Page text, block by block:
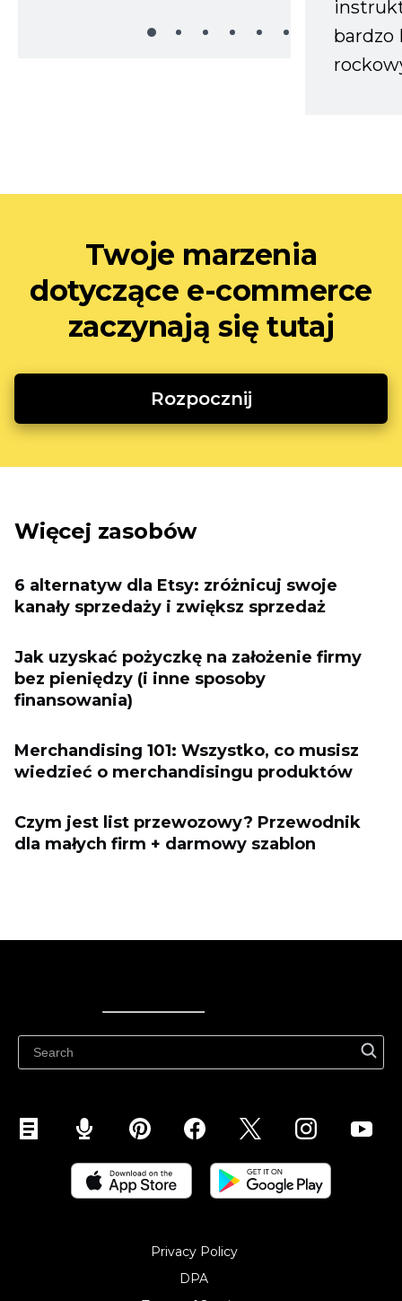
bardzo
Twoje marzenia
dotyczące e-commerce
zaczynają się tutaj
Rozpocznij
Więcej zasobów
6 alternatyw dla Etsy: zróżnicuj swoje
kanały sprzedaży i zwiększ sprzedaż
Jak uzyskać pożyczkę na założenie firmy
bez pieniędzy (i inne sposoby
finansowania)
Merchandising 101: Wszystko, co musisz
wiedzieć o merchandisingu produktów
Czym jest list przewozowy? Przewodnik
dla małych firm + darmowy szablon
Privacy Policy
DPA